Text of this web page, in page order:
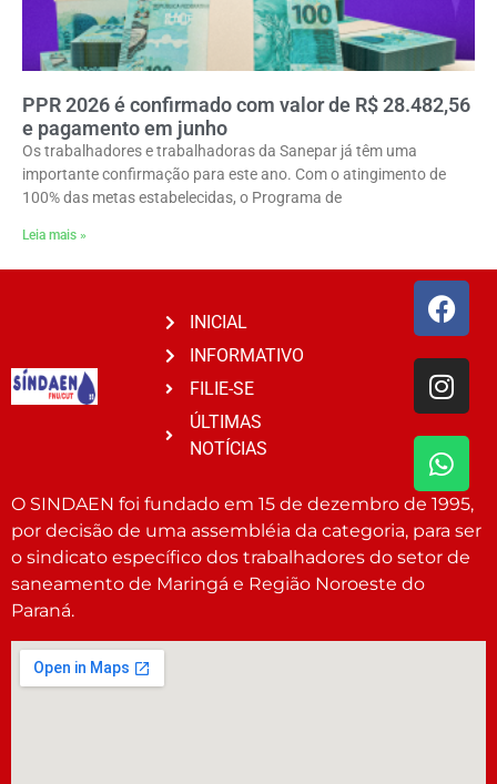
PPR 2026 é confirmado com valor de R$ 28.482,56
e pagamento em junho
Os trabalhadores e trabalhadoras da Sanepar já têm uma
importante confirmação para este ano. Com o atingimento de
100% das metas estabelecidas, o Programa de
Leia mais »
INICIAL
INFORMATIVO
FILIE-SE
ÚLTIMAS
NOTÍCIAS
O SINDAEN foi fundado em 15 de dezembro de 1995,
por decisão de uma assembléia da categoria, para ser
o sindicato específico dos trabalhadores do setor de
saneamento de Maringá e Região Noroeste do
Paraná.